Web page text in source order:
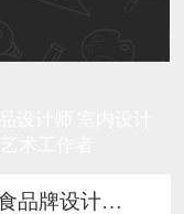
已成功备案！
已成功备案！
已成功备案！
京八珍熟食品牌设计|熏鸡包装设计|衡1